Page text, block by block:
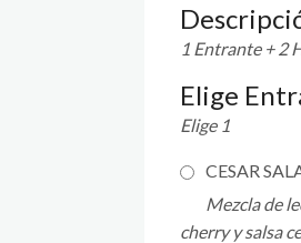
1 Entrante + 2
Elige
Elige 1
CESAR
Mezcla de
cherry y salsa